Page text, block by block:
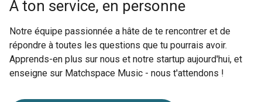
À ton service, en personne
Notre équipe passionnée a hâte de te rencontrer et de
répondre à toutes les questions que tu pourrais avoir.
Apprends-en plus sur nous et notre startup aujourd'hui, et
enseigne sur Matchspace Music - nous t'attendons !